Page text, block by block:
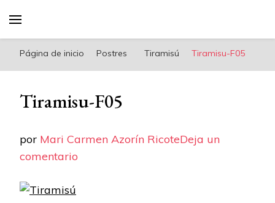
riconoricote.com es un blog de cocina sana,
fácil, saludable y dieta mediterránea
Página de inicio Postres Tiramisú Tiramisu-F05
Tiramisu-F05
por Mari Carmen Azorín RicoteDeja un
comentario